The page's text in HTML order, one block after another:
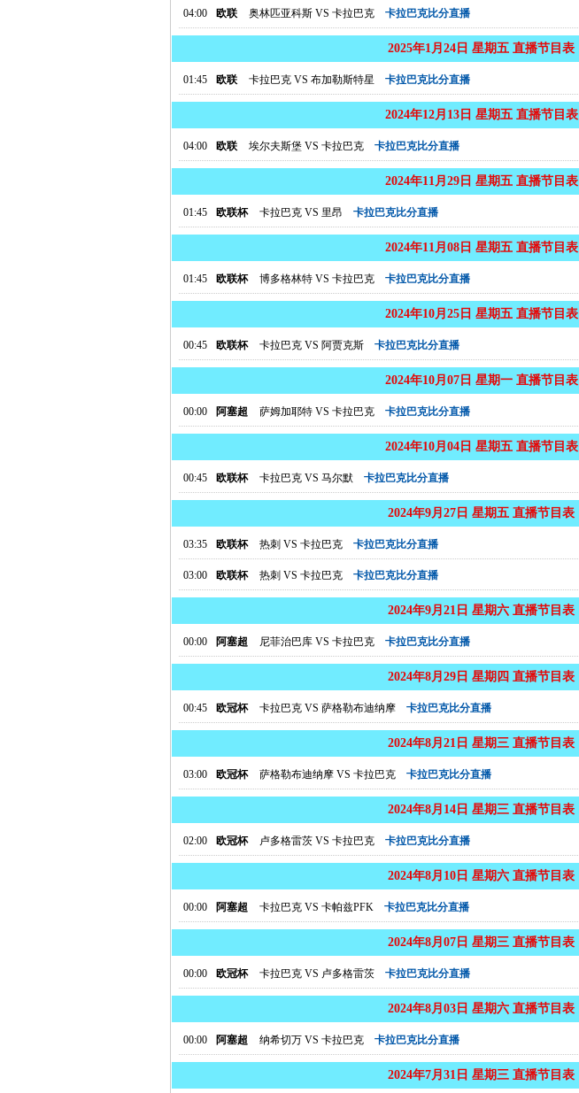
04:00 欧联 奥林匹亚科斯 VS 卡拉巴克 卡拉巴克比分直播
2025年1月24日 星期五 直播节目表
01:45 欧联 卡拉巴克 VS 布加勒斯特星 卡拉巴克比分直播
2024年12月13日 星期五 直播节目表
04:00 欧联 埃尔夫斯堡 VS 卡拉巴克 卡拉巴克比分直播
2024年11月29日 星期五 直播节目表
01:45 欧联杯 卡拉巴克 VS 里昂 卡拉巴克比分直播
2024年11月08日 星期五 直播节目表
01:45 欧联杯 博多格林特 VS 卡拉巴克 卡拉巴克比分直播
2024年10月25日 星期五 直播节目表
00:45 欧联杯 卡拉巴克 VS 阿贾克斯 卡拉巴克比分直播
2024年10月07日 星期一 直播节目表
00:00 阿塞超 萨姆加耶特 VS 卡拉巴克 卡拉巴克比分直播
2024年10月04日 星期五 直播节目表
00:45 欧联杯 卡拉巴克 VS 马尔默 卡拉巴克比分直播
2024年9月27日 星期五 直播节目表
03:35 欧联杯 热刺 VS 卡拉巴克 卡拉巴克比分直播
03:00 欧联杯 热刺 VS 卡拉巴克 卡拉巴克比分直播
2024年9月21日 星期六 直播节目表
00:00 阿塞超 尼菲治巴库 VS 卡拉巴克 卡拉巴克比分直播
2024年8月29日 星期四 直播节目表
00:45 欧冠杯 卡拉巴克 VS 萨格勒布迪纳摩 卡拉巴克比分直播
2024年8月21日 星期三 直播节目表
03:00 欧冠杯 萨格勒布迪纳摩 VS 卡拉巴克 卡拉巴克比分直播
2024年8月14日 星期三 直播节目表
02:00 欧冠杯 卢多格雷茨 VS 卡拉巴克 卡拉巴克比分直播
2024年8月10日 星期六 直播节目表
00:00 阿塞超 卡拉巴克 VS 卡帕兹PFK 卡拉巴克比分直播
2024年8月07日 星期三 直播节目表
00:00 欧冠杯 卡拉巴克 VS 卢多格雷茨 卡拉巴克比分直播
2024年8月03日 星期六 直播节目表
00:00 阿塞超 纳希切万 VS 卡拉巴克 卡拉巴克比分直播
2024年7月31日 星期三 直播节目表